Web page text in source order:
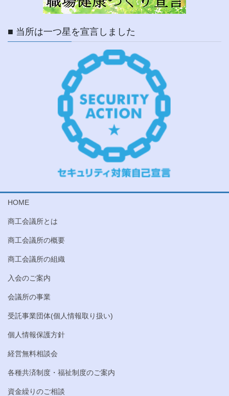
■ 当所は一つ星を宣言しました
HOME
商工会議所とは
商工会議所の概要
商工会議所の組織
入会のご案内
会議所の事業
受託事業団体(個人情報取り扱い)
個人情報保護方針
経営無料相談会
各種共済制度・福祉制度のご案内
資金繰りのご相談